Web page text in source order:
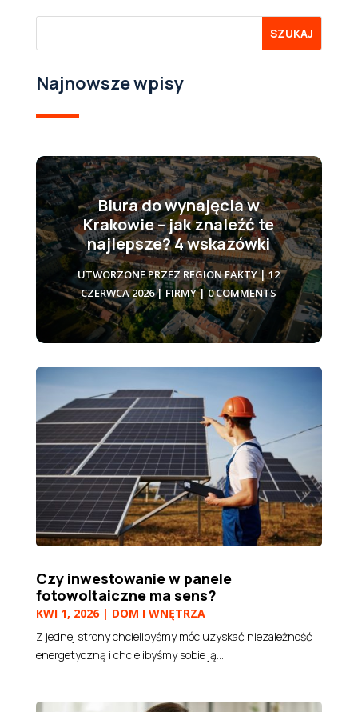
Najnowsze wpisy
Biura do wynajęcia w
Krakowie – jak znaleźć te
najlepsze? 4 wskazówki
UTWORZONE PRZEZREGION FAKTY|12
CZERWCA 2026| FIRMY| 0 COMMENTS
Czy inwestowanie w panele
fotowoltaiczne ma sens?
KWI 1, 2026| DOM I WNĘTRZA
Z jednej strony chcielibyśmy móc uzyskać niezależność
energetyczną i chcielibyśmy sobie ją...